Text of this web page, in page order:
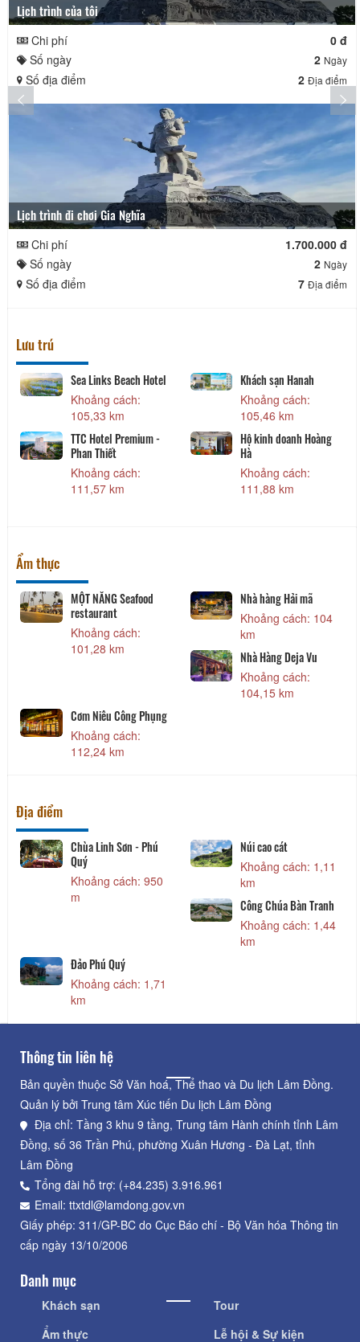
Lịch trình của tôi
Chi phí
0 đ
Số ngày
2 Ngày
Số địa điểm 2 Địa điểm
Lịch trình đi chơi Gia Nghĩa
Chi phí
1.700.000 đ
Số ngày
2 Ngày
Số địa điểm 7 Địa điểm
Lưu trú
Sea Links Beach Hotel
Khoảng cách:
105,33 km
Khách sạn Hanah
Khoảng cách:
105,46 km
TTC Hotel Premium -
Phan Thiết
Khoảng cách:
111,57 km
Hộ kinh doanh Hoàng
Hà
Khoảng cách:
111,88 km
Ẩm thực
MỘT NẮNG Seafood
restaurant
Khoảng cách:
101,28 km
Nhà hàng Hải mã
Khoảng cách: 104
km
Nhà Hàng Deja Vu
Khoảng cách:
104,15 km
Cơm Niêu Công Phụng
Khoảng cách:
112,24 km
Địa điểm
Chùa Linh Sơn - Phú
Quý
Khoảng cách: 950
m
Núi cao cát
Khoảng cách: 1,11
km
Công Chúa Bàn Tranh
Khoảng cách: 1,44
km
Đảo Phú Quý
Khoảng cách: 1,71
km
Thông tin liên hệ
Bản quyền thuộc Sở Văn hoá, Thể thao và Du lịch Lâm Đồng.
Quản lý bởi Trung tâm Xúc tiến Du lịch Lâm Đồng
Địa chỉ: Tầng 3 khu 9 tầng, Trung tâm Hành chính tỉnh Lâm
Đồng, số 36 Trần Phú, phường Xuân Hương - Đà Lạt, tỉnh
Lâm Đồng
Tổng đài hỗ trợ: (+84.235) 3.916.961
Email: ttxtdl@lamdong.gov.vn
Giấy phép: 311/GP-BC do Cục Báo chí - Bộ Văn hóa Thông tin
cấp ngày 13/10/2006
Danh mục
Khách sạn
Ẩm thực
Tour
Lễ hội & Sự kiện